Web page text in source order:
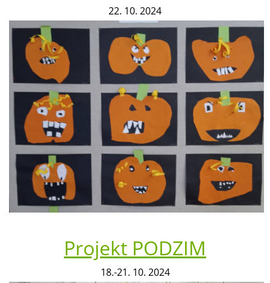
22. 10. 2024
Projekt PODZIM
18.-21. 10. 2024